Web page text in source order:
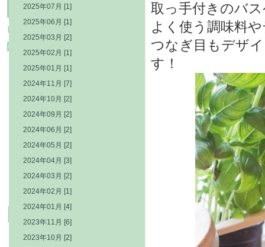
取っ手付きのバ
よく使う調味料
つなぎ目もデザ
す！
2025年07月 [1]
2025年06月 [1]
2025年03月 [2]
2025年02月 [1]
2025年01月 [1]
2024年11月 [7]
2024年10月 [2]
2024年09月 [2]
2024年06月 [2]
2024年05月 [2]
2024年04月 [3]
2024年03月 [2]
2024年02月 [1]
2024年01月 [4]
2023年11月 [6]
2023年10月 [2]